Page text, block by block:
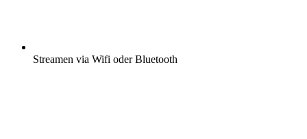
Streamen via Wifi oder Bluetooth